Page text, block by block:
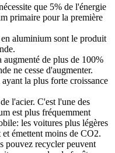
que 5% de l'énergie
primaire pour la première
en aluminium sont le produit
de plus de 100%
ne cesse d'augmenter.
la plus forte croissance
l'acier. C'est l'une des
est plus fréquemment
les voitures plus légères
émettent moins de CO2.
pouvez recycler peuvent